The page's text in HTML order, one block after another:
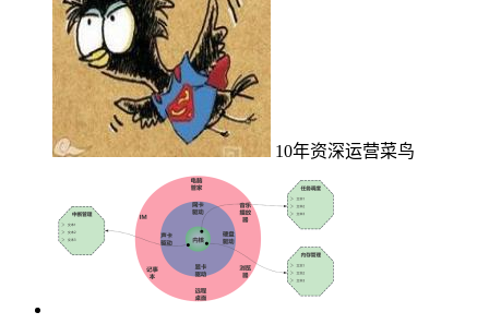
10年资深运营菜鸟